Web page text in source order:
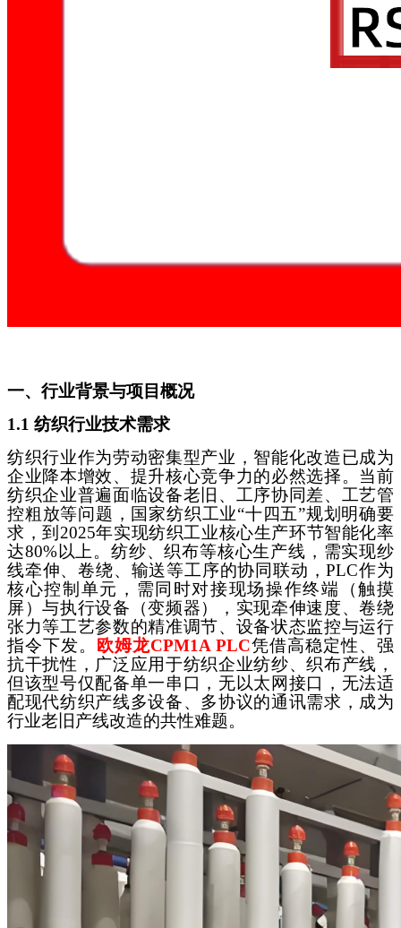
一、行业背景与项目概况
1.1 纺织行业技术需求
纺织行业作为劳动密集型产业，智能化改造已成为
企业降本增效、提升核心竞争力的必然选择。当前
纺织企业普遍面临设备老旧、工序协同差、工艺管
控粗放等问题，国家纺织工业“十四五”规划明确要
求，到2025年实现纺织工业核心生产环节智能化率
达80%以上。纺纱、织布等核心生产线，需实现纱
线牵伸、卷绕、输送等工序的协同联动，PLC作为
核心控制单元，需同时对接现场操作终端（触摸
屏）与执行设备（变频器），实现牵伸速度、卷绕
张力等工艺参数的精准调节、设备状态监控与运行
指令下发。
欧姆龙CPM1A PLC凭借高稳定性、强
抗干扰性，广泛应用于纺织企业纺纱、织布产线，
但该型号仅配备单一串口，无以太网接口，无法适
配现代纺织产线多设备、多协议的通讯需求，成为
行业老旧产线改造的共性难题。